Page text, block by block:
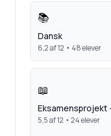
📚
Dansk
6,2af 12 • 48elever
📖
Eksamensprojekt
5,5af 12 • 24elever